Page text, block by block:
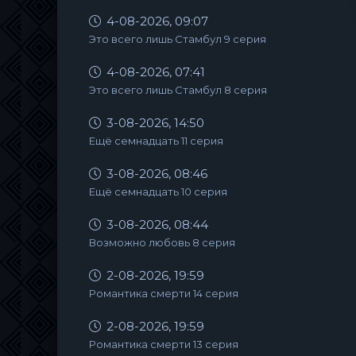
4-08-2026, 09:07
Это всего лишь Стамбул 9 серия
4-08-2026, 07:41
Это всего лишь Стамбул 8 серия
3-08-2026, 14:50
Ещё семнадцать 11 серия
3-08-2026, 08:46
Ещё семнадцать 10 серия
3-08-2026, 08:44
Возможно любовь 8 серия
2-08-2026, 19:59
Романтика смерти 14 серия
2-08-2026, 19:59
Романтика смерти 13 серия